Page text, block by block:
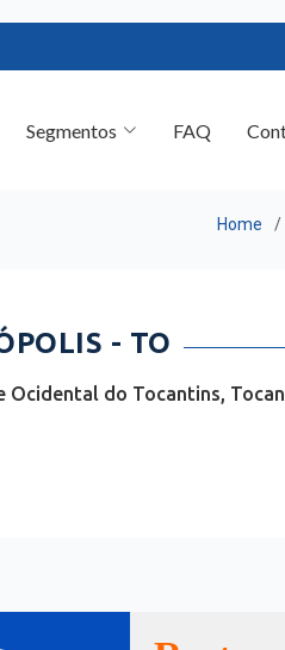
- TO
do Tocantins,